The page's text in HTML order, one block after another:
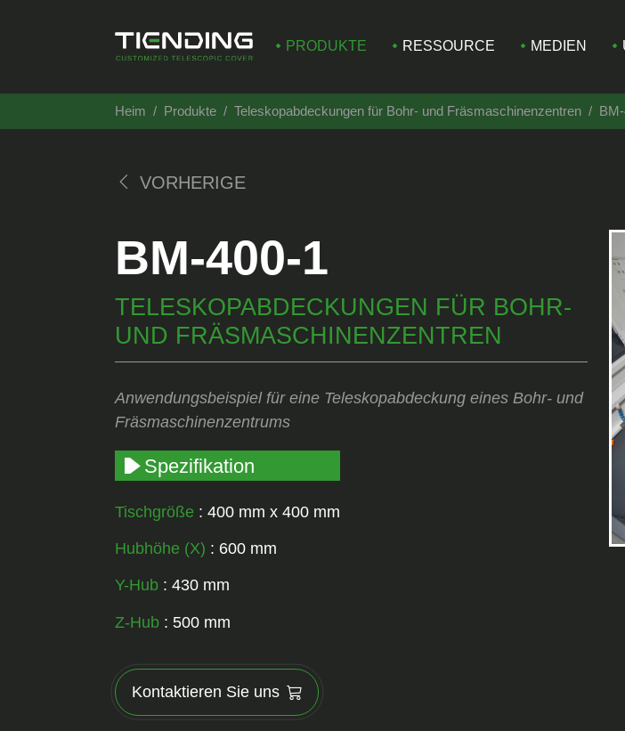
PRODUKTE RESSOURCE MEDIEN
Heim Produkte Teleskopabdeckungen für Bohr- und Fräsmaschinenzentren
VORHERIGE
BM-400-1
TELESKOPABDECKUNGEN FÜR BOHR-
UND FRÄSMASCHINENZENTREN
Anwendungsbeispiel für eine Teleskopabdeckung eines Bohr- und
Fräsmaschinenzentrums
Spezifikation
Tischgröße : 400 mm x 400 mm
Hubhöhe (X) : 600 mm
Y-Hub : 430 mm
Z-Hub : 500 mm
Kontaktieren Sie uns